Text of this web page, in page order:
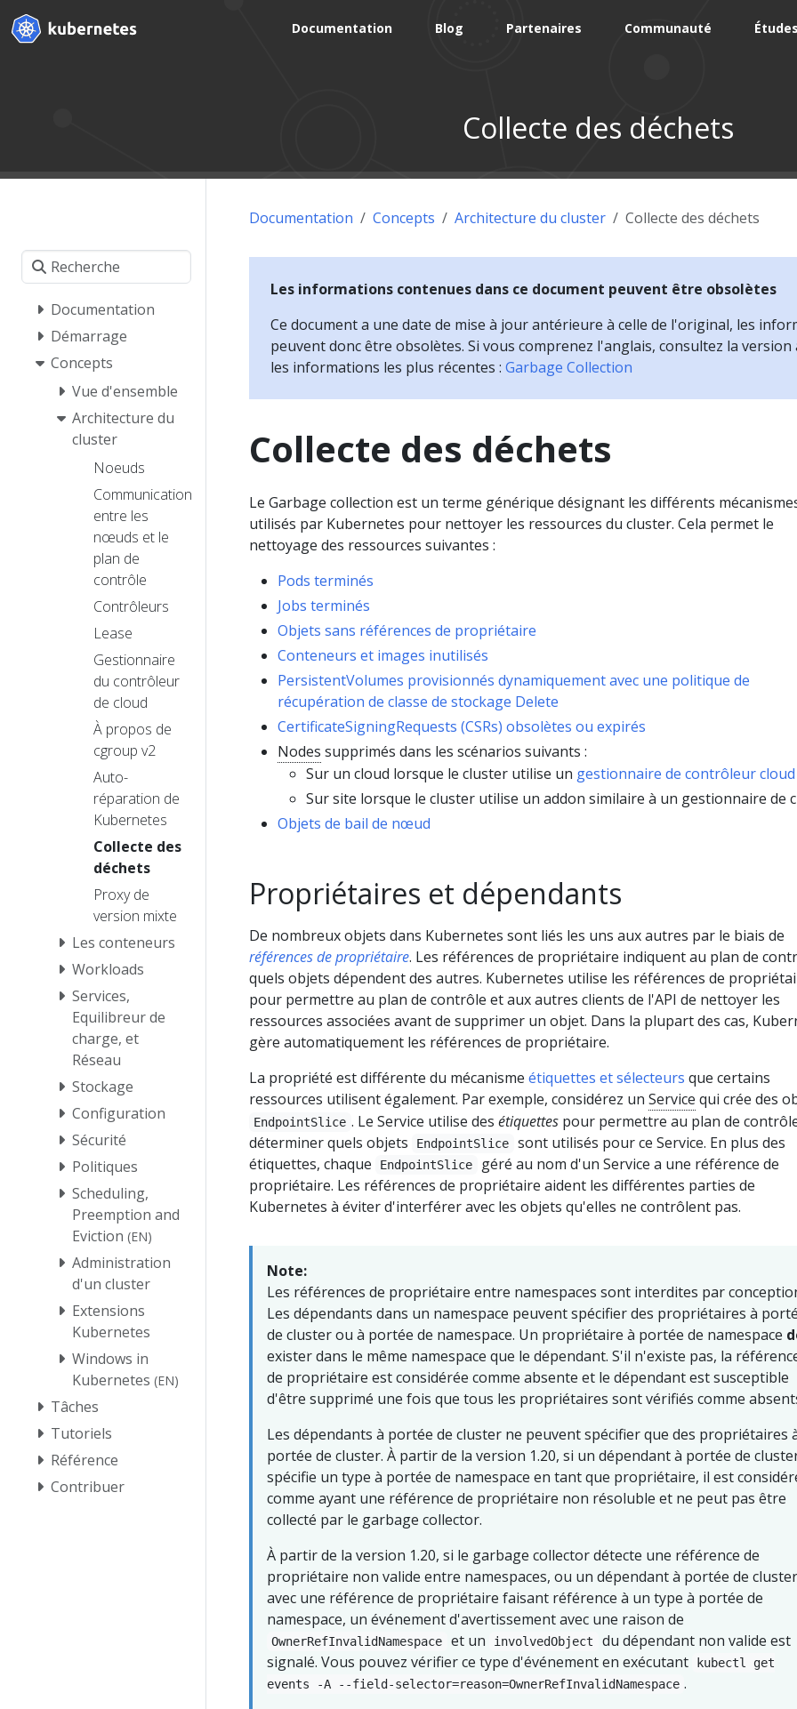
Documentation Blog Partenaires Communauté
Collecte des déchets
Documentation
Démarrage
Concepts
Vue d'ensemble
Architecture du
cluster
Noeuds
Communication
entre les
nœuds et le
plan de
contrôle
Contrôleurs
Lease
Gestionnaire
du contrôleur
de cloud
À propos de
cgroup v2
Auto-
réparation de
Kubernetes
Collecte des
déchets
Proxy de
version mixte
Les conteneurs
Workloads
Services,
Equilibreur de
charge, et
Réseau
Stockage
Configuration
Sécurité
Politiques
Scheduling,
Preemption and
Eviction (EN)
Administration
d'un cluster
Extensions
Kubernetes
Windows in
Kubernetes (EN)
Tâches
Tutoriels
Référence
Contribuer
Documentation Concepts Architecture du cluster Collecte des déchets
Les informations contenues dans ce document peuvent être obsolètes
Ce document a une date de mise à jour antérieure à celle de l'original, les
peuvent donc être obsolètes. Si vous comprenez l'anglais, consultez la
les informations les plus récentes : Garbage Collection
Collecte des déchets
Le Garbage collection est un terme générique désignant les différents
utilisés par Kubernetes pour nettoyer les ressources du cluster. Cela permet le
nettoyage des ressources suivantes :
Pods terminés
Jobs terminés
Objets sans références de propriétaire
Conteneurs et images inutilisés
PersistentVolumes provisionnés dynamiquement avec une politique de
récupération de classe de stockage Delete
CertificateSigningRequests (CSRs) obsolètes ou expirés
Nodes supprimés dans les scénarios suivants :
Sur un cloud lorsque le cluster utilise un gestionnaire de contrôleur cloud
Sur site lorsque le cluster utilise un addon similaire à un gestionnaire de
Objets de bail de nœud
Propriétaires et dépendants
De nombreux objets dans Kubernetes sont liés les uns aux autres par le biais de
références de propriétaire. Les références de propriétaire indiquent au plan de
quels objets dépendent des autres. Kubernetes utilise les références de
pour permettre au plan de contrôle et aux autres clients de l'API de nettoyer les
ressources associées avant de supprimer un objet. Dans la plupart des cas,
gère automatiquement les références de propriétaire.
La propriété est différente du mécanisme étiquettes et sélecteurs que certains
ressources utilisent également. Par exemple, considérez un Service qui crée des
EndpointSlice . Le Service utilise des étiquettespour permettre au plan de
déterminer quels objets
EndpointSlice
sont utilisés pour ce Service. En plus des
étiquettes, chaque
EndpointSlice
géré au nom d'un Service a une référence de
propriétaire. Les références de propriétaire aident les différentes parties de
Kubernetes à éviter d'interférer avec les objets qu'elles ne contrôlent pas.
Note:
Les références de propriétaire entre namespaces sont interdites par
Les dépendants dans un namespace peuvent spécifier des propriétaires à
de cluster ou à portée de namespace. Un propriétaire à portée de namespace
exister dans le même namespace que le dépendant. S'il n'existe pas, la
de propriétaire est considérée comme absente et le dépendant est susceptible
d'être supprimé une fois que tous les propriétaires sont vérifiés comme
Les dépendants à portée de cluster ne peuvent spécifier que des propriétaires
portée de cluster. À partir de la version 1.20, si un dépendant à portée de
spécifie un type à portée de namespace en tant que propriétaire, il est
comme ayant une référence de propriétaire non résoluble et ne peut pas être
collecté par le garbage collector.
À partir de la version 1.20, si le garbage collector détecte une référence de
propriétaire non valide entre namespaces, ou un dépendant à portée de cluster
avec une référence de propriétaire faisant référence à un type à portée de
namespace, un événement d'avertissement avec une raison de
OwnerRefInvalidNamespace et un involvedObject
du dépendant non valide est
signalé. Vous pouvez vérifier ce type d'événement en exécutant
kubectl get
events -A --field-selector=reason=OwnerRefInvalidNamespace .